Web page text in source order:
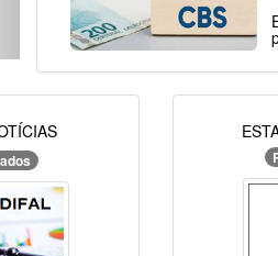
PRESUMIDO: O QUE A SC COSIT
ESCLARECEU